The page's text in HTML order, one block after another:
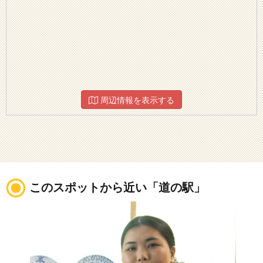
周辺情報を表示する
このスポットから近い「道の駅」